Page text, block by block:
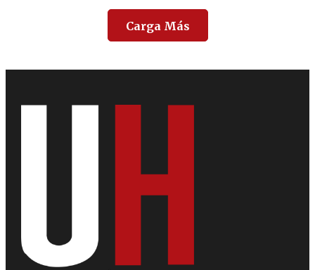
Carga Más